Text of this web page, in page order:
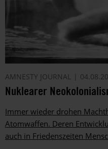
AMNESTY JOURNAL
Nuklearer
Immer wieder drohen
Atomwaffen. Deren
auch in Friedenszeiten